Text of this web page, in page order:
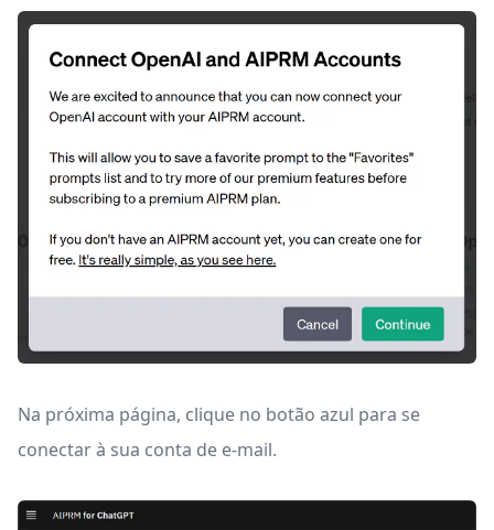
Na próxima página, clique no botão azul para se
conectar à sua conta de e-mail.